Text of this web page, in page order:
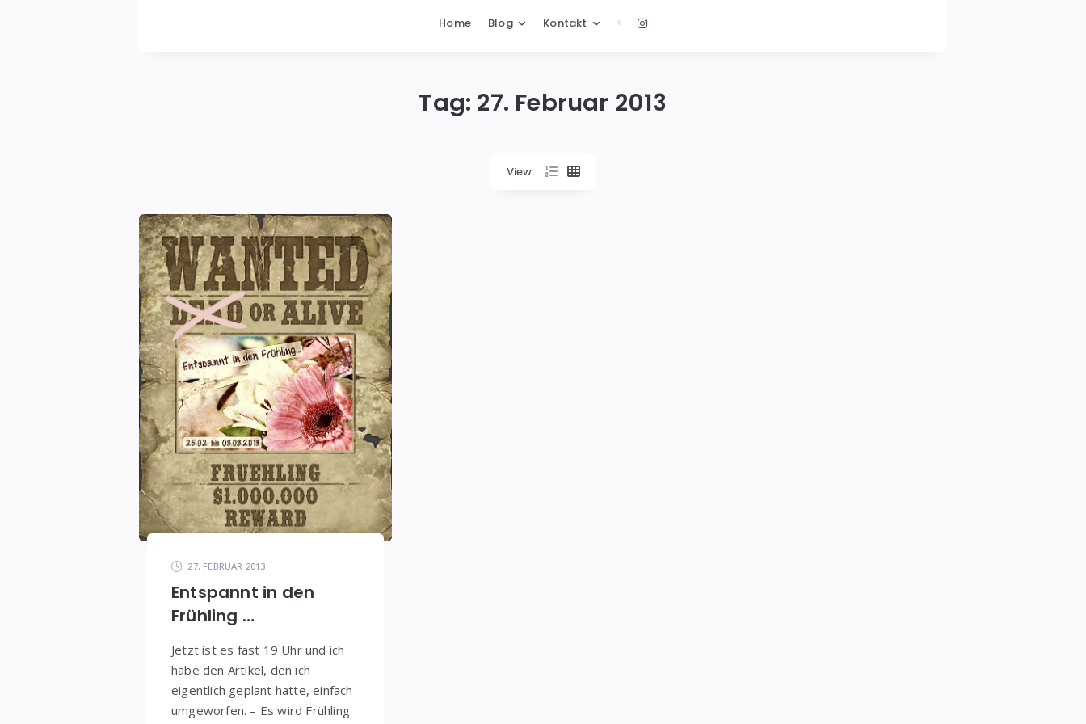
Home Blog Kontakt
Tag: 27. Februar 2013
View:
27. FEBRUAR 2013
Entspannt in den
Frühling …
Jetzt ist es fast 19 Uhr und ich
habe den Artikel, den ich
eigentlich geplant hatte, einfach
umgeworfen. – Es wird Frühling